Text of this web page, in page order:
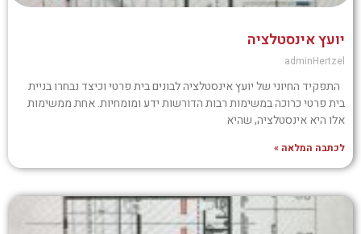
יועץ אינסטלציה
adminHertzel
התפקיד החיוני של יועץ אינסטלציה לבונים בית פרטי וכיצד נבחרו בניית
בית פרטי כרוכה במשימות רבות הדורשות ידע ומומחיות. אחת ממשימות
אלו היא אינסטלציה, שהיא
לכתבה המלאה »